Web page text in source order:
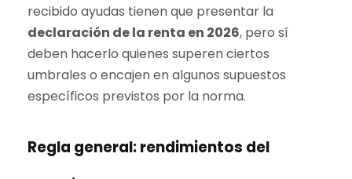
recibido ayudas tienen que presentar la
declaración de la renta en 2026, pero sí
deben hacerlo quienes superen ciertos
umbrales o encajen en algunos supuestos
específicos previstos por la norma.
Regla general: rendimientos del